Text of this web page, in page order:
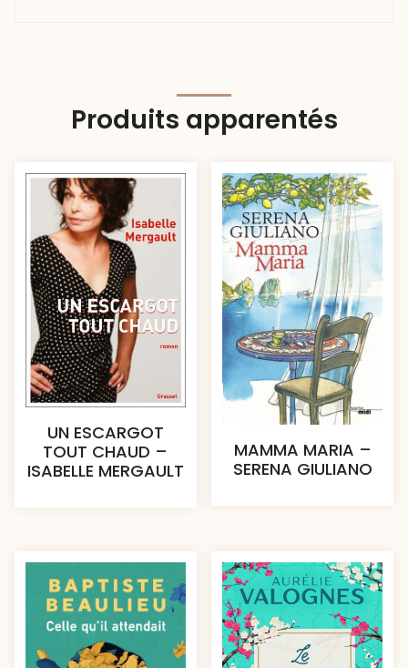
Produits apparentés
UN ESCARGOT
TOUT CHAUD –
ISABELLE MERGAULT
MAMMA MARIA –
SERENA GIULIANO